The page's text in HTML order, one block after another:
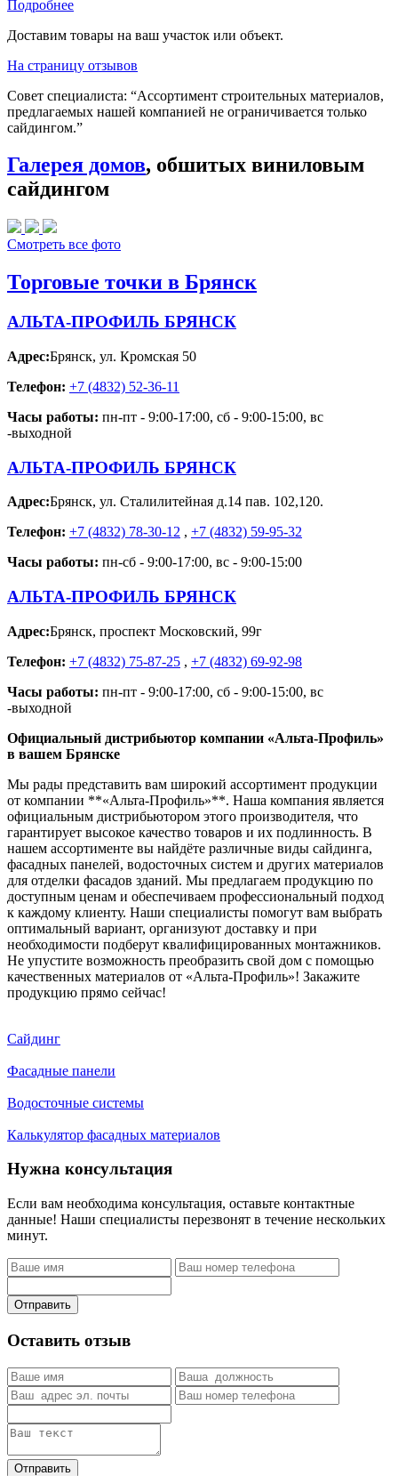
Подробнее
Доставим товары на ваш участок или объект.
На страницу отзывов
Совет специалиста: “Ассортимент строительных материалов,
предлагаемых нашей компанией не ограничивается только
сайдингом.”
Галерея домов, обшитых виниловым
сайдингом
Смотреть все фото
Торговые точки в Брянск
АЛЬТА-ПРОФИЛЬ БРЯНСК
Адрес:Брянск, ул. Кромская 50
Телефон: +7 (4832) 52-36-11
Часы работы: пн-пт - 9:00-17:00, сб - 9:00-15:00, вс
-выходной
АЛЬТА-ПРОФИЛЬ БРЯНСК
Адрес:Брянск, ул. Сталилитейная д.14 пав. 102,120.
Телефон: +7 (4832) 78-30-12 , +7 (4832) 59-95-32
Часы работы: пн-сб - 9:00-17:00, вс - 9:00-15:00
АЛЬТА-ПРОФИЛЬ БРЯНСК
Адрес:Брянск, проспект Московский, 99г
Телефон: +7 (4832) 75-87-25 , +7 (4832) 69-92-98
Часы работы: пн-пт - 9:00-17:00, сб - 9:00-15:00, вс
-выходной
Официальный дистрибьютор компании «Альта-Профиль»
в вашем Брянске
Мы рады представить вам широкий ассортимент продукции
от компании **«Альта-Профиль»**. Наша компания является
официальным дистрибьютором этого производителя, что
гарантирует высокое качество товаров и их подлинность. В
нашем ассортименте вы найдёте различные виды сайдинга,
фасадных панелей, водосточных систем и других материалов
для отделки фасадов зданий. Мы предлагаем продукцию по
доступным ценам и обеспечиваем профессиональный подход
к каждому клиенту. Наши специалисты помогут вам выбрать
оптимальный вариант, организуют доставку и при
необходимости подберут квалифицированных монтажников.
Не упустите возможность преобразить свой дом с помощью
качественных материалов от «Альта-Профиль»! Закажите
продукцию прямо сейчас!
Сайдинг
Фасадные панели
Водосточные системы
Калькулятор фасадных материалов
Нужна консультация
Если вам необходима консультация, оставьте контактные
данные! Наши специалисты перезвонят в течение нескольких
минут.
Отправить
Оставить отзыв
Отправить